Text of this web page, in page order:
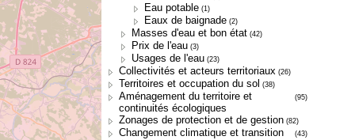
Eau potable (1)
Eaux de baignade (2)
Masses d'eau et bon état (42)
Prix de l'eau (3)
Usages de l'eau (23)
Collectivités et acteurs territoriaux (26)
Territoires et occupation du sol (38)
Aménagement du territoire et
continuités écologiques
(95)
Zonages de protection et de gestion (82)
Changement climatique et transition
(43)